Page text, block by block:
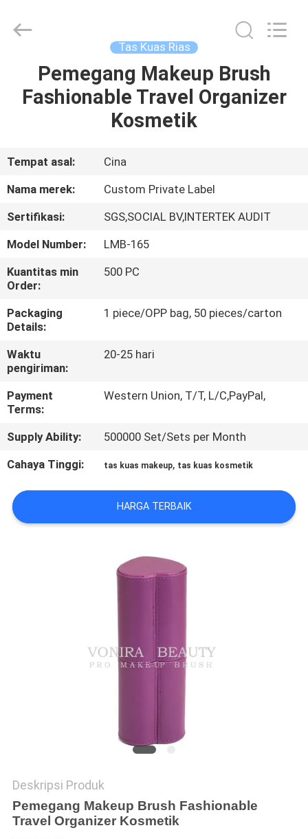
RUMAH
TENTANG
KAMI
TUR
PABRIK
KONTROL
KUALITAS
SITEMAP
PRIVACY
POLICY
Tas Kuas Rias
Pemegang Makeup Brush
Fashionable Travel Organizer
Kosmetik
Tempat asal:
Cina
Nama merek:
Custom Private Label
Sertifikasi:
SGS,SOCIAL BV,INTERTEK AUDIT
Model Number:
LMB-165
Kuantitas min
Order:
500 PC
Packaging
Details:
1 piece/OPP bag, 50 pieces/carton
Waktu
pengiriman:
20-25 hari
Payment
Terms:
Western Union, T/T, L/C,PayPal,
Supply Ability:
500000 Set/Sets per Month
Cahaya Tinggi:
tas kuas makeup, tas kuas kosmetik
HARGA TERBAIK
Deskripsi Produk
Pemegang Makeup Brush Fashionable
Travel Organizer Kosmetik